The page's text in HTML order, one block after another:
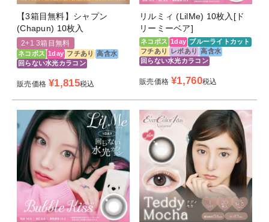
【3箱目無料】シャプン
(Chapun) 10枚入
ネコポス 1day フチあり
高含水
回らない水光カラコン
2+1 3箱目無料
販売価格 ¥1,815税込
リルミィ (LilMe) 10枚入[ド
リーミーベア]
ネコポス 1day ブルーライトカット
フチあり
レポあり
高含水
回らない水光カラコン
販売価格 ¥1,760税込